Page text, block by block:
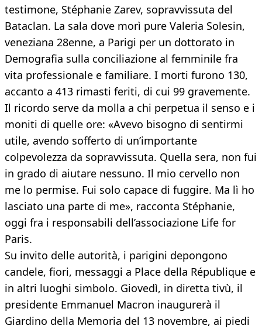
testimone, Stéphanie Zarev, sopravvissuta del
Bataclan. La sala dove morì pure Valeria Solesin,
veneziana 28enne, a Parigi per un dottorato in
Demografia sulla conciliazione al femminile fra
vita professionale e familiare. I morti furono 130,
accanto a 413 rimasti feriti, di cui 99 gravemente.
Il ricordo serve da molla a chi perpetua il senso e i
moniti di quelle ore: «Avevo bisogno di sentirmi
utile, avendo sofferto di un’importante
colpevolezza da sopravvissuta. Quella sera, non fui
in grado di aiutare nessuno. Il mio cervello non
me lo permise. Fui solo capace di fuggire. Ma lì ho
lasciato una parte di me», racconta Stéphanie,
oggi fra i responsabili dell’associazione Life for
Paris.
Su invito delle autorità, i parigini depongono
candele, fiori, messaggi a Place della République e
in altri luoghi simbolo. Giovedì, in diretta tivù, il
presidente Emmanuel Macron inaugurerà il
Giardino della Memoria del 13 novembre, ai piedi